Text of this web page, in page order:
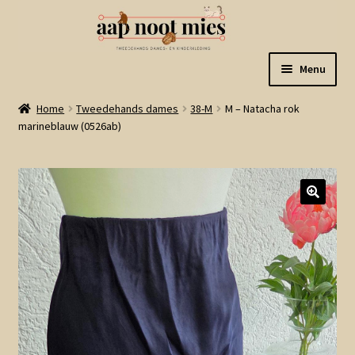
naar
navigatie
de
inhoud
Menu
Welkom
Winkel
Mijn account
Winkelmand
Linkjes
Home Tweedehands dames 38-M
M – Natacha rok
marineblauw (0526ab)